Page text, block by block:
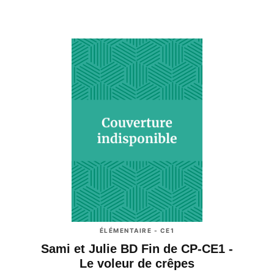
ÉLÉMENTAIRE - CE1
Sami et Julie BD Fin de CP-CE1 -
Le voleur de crêpes